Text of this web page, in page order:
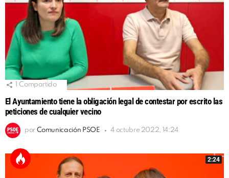
Compartido
El Ayuntamiento tiene la obligación legal de contestar por escrito las
peticiones de cualquier vecino
por Comunicación PSOE 4 octubre 2022, 14:24
2:24